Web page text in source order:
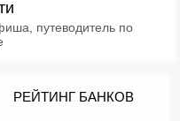
путеводитель по
РЕЙТИНГ БАНКОВ